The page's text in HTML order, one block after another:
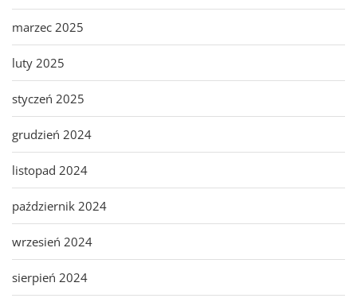
marzec 2025
luty 2025
styczeń 2025
grudzień 2024
listopad 2024
październik 2024
wrzesień 2024
sierpień 2024